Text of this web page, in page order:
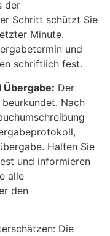
der
Schritt schützt Sie
Minute.
und
schriftlich fest.
Übergabe: Der
Nach
Halten Sie
und informieren
alle
den
Die